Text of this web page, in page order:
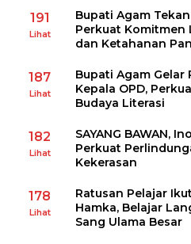
191
Lihat
Bupati Agam
Perkuat Komitmen
dan Ketahanan
187
Lihat
Bupati Agam Gelar
Kepala OPD,
Budaya Literasi
182
Lihat
SAYANG BAWAN,
Perkuat
Kekerasan
178
Lihat
Ratusan Pelajar
Hamka, Belajar
Sang Ulama Besar